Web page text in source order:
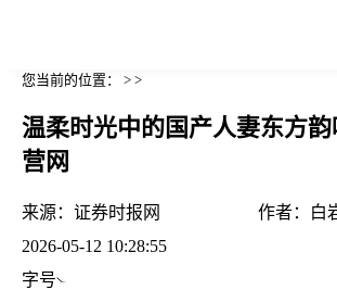
您当前的位置： > >
温柔时光中的国产人妻东方
营网
来源： 证券时报网 作者：
白
2026-05-12 10:28:55
字号